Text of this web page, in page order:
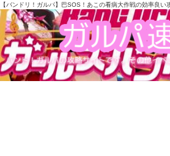
【バンドリ！ガルパ】巴SOS！あこの看病大作戦の効率良い